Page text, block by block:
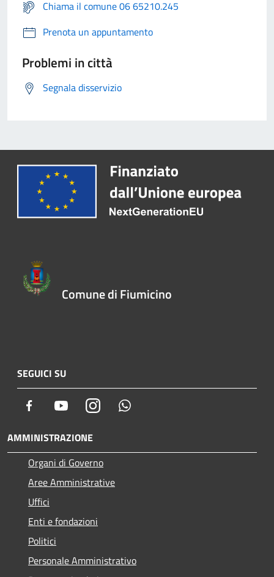
Chiama il comune 06 65210.245
Prenota un appuntamento
Problemi in città
Segnala disservizio
Comune di Fiumicino
SEGUICI SU
Facebook YoutubeInstagram
AMMINISTRAZIONE
Organi di Governo
Aree Amministrative
Uffici
Enti e fondazioni
Politici
Personale Amministrativo